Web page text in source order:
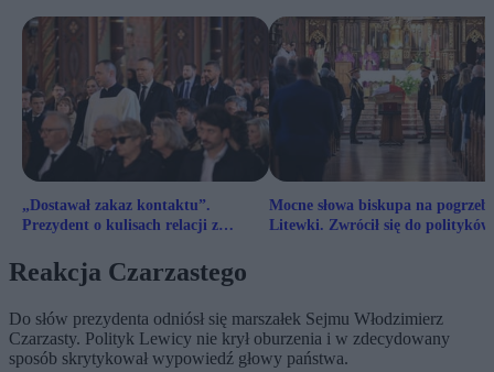
„Dostawał zakaz kontaktu”.
Prezydent o kulisach relacji z
Mocne słowa biskupa na
Litewki. Zwrócił się do polityków
Reakcja Czarzastego
Do słów prezydenta odniósł się marszałek Sejmu Włodzimierz
Czarzasty. Polityk Lewicy nie krył oburzenia i w zdecydowany
sposób skrytykował wypowiedź głowy państwa.